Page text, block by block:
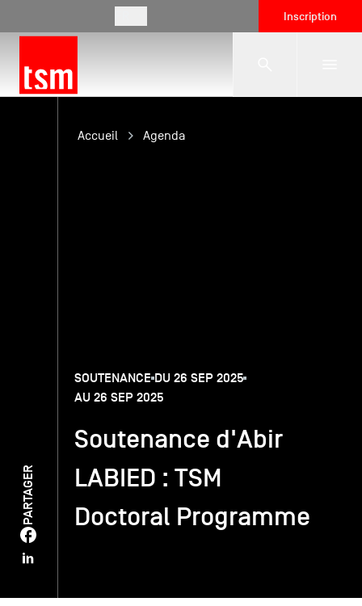
Inscription
L'école
TSM Doctoral Programme
Alumni
PARTAGER
Accueil Agenda
SOUTENANCE DU 26 SEP 2025
AU 26 SEP 2025
Soutenance d'Abir
LABIED : TSM
Doctoral Programme